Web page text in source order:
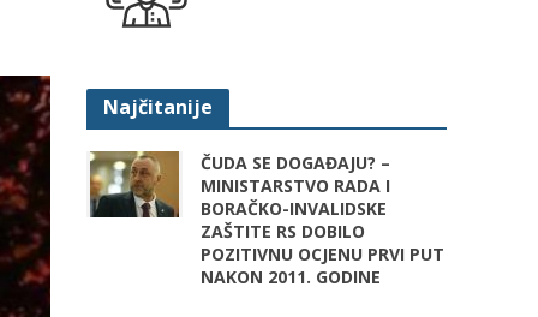
Najčitanije
ČUDA SE DOGAĐAJU? –
MINISTARSTVO RADA I
BORAČKO-INVALIDSKE
ZAŠTITE RS DOBILO
POZITIVNU OCJENU PRVI PUT
NAKON 2011. GODINE